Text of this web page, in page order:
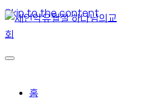
Skip to the content
홈